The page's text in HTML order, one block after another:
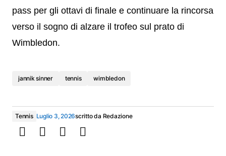
pass per gli ottavi di finale e continuare la rincorsa
verso il sogno di alzare il trofeo sul prato di
Wimbledon.
jannik sinner tennis wimbledon
Tennis Luglio 3, 2026scritto da Redazione